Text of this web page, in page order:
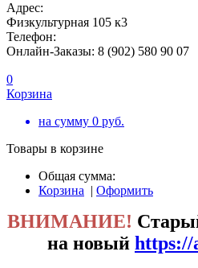
Адрес:
Физкультурная 105 к3
Телефон:
Онлайн-Заказы: 8 (902) 580 90 07
0
Корзина
на сумму 0 руб.
Товары в корзине
Общая сумма:
Корзина | Оформить
ВНИМАНИЕ!
на новый https://